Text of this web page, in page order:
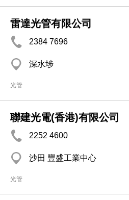
雷達光管有限公司
2384 7696
深水埗
光管
聯建光電(香港)有限公司
2252 4600
沙田 豐盛工業中心
光管